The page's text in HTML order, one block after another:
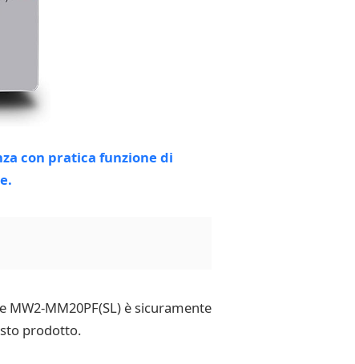
MM20PF(SL) è sicuramente
prodotto.